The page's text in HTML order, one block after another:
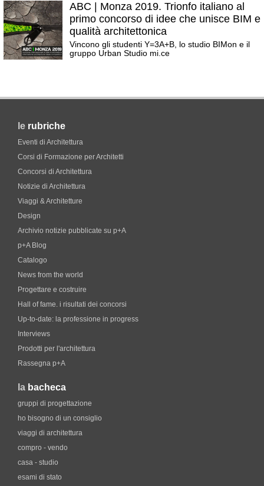
ABC | Monza 2019. Trionfo italiano al
primo concorso di idee che unisce BIM e
qualità architettonica
Vincono gli studenti Y=3A+B, lo studio BIMon e il
gruppo Urban Studio mi.ce
le rubriche
Eventi di Architettura
Corsi di Formazione per Architetti
Concorsi di Architettura
Notizie di Architettura
Viaggi & Architetture
Design
Archivio notizie pubblicate su p+A
p+A Blog
Catalogo
News from the world
Progettare e costruire
Hall of fame. i risultati dei concorsi
Up-to-date: la professione in progress
Interviews
Prodotti per l'architettura
Rassegna p+A
la bacheca
gruppi di progettazione
ho bisogno di un consiglio
viaggi di architettura
compro - vendo
casa - studio
esami di stato